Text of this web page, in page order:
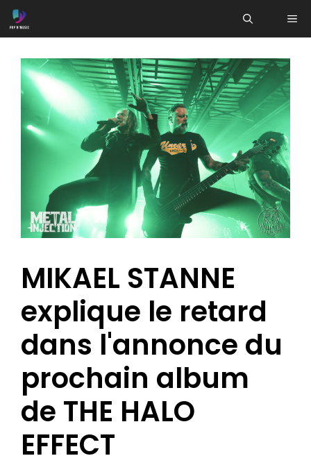
Aller
au
MIKAEL STANNE
explique le retard
dans l'annonce du
prochain album
de THE HALO
EFFECT